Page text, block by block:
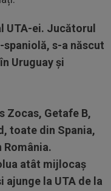
UTA-ei. Jucătorul
s-a născut
Uruguay și
Zocas, Getafe B,
toate din Spania,
România.
atât mijlocaș
la UTA de la